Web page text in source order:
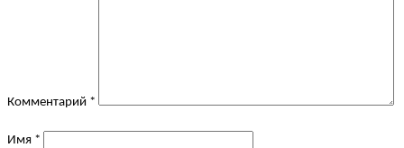
Комментарий *
Имя *